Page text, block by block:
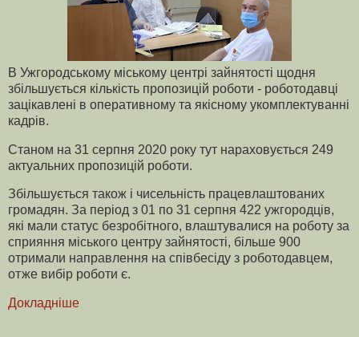
В Ужгородському міському центрі зайнятості щодня
збільшується кількість пропозицій роботи - роботодавці
зацікавлені в оперативному та якісному укомплектуванні
кадрів.
Станом на 31 серпня 2020 року тут нараховується 249
актуальних пропозицій роботи.
Збільшується також і чисельність працевлаштованих
громадян. За період з 01 по 31 серпня 422 ужгородців,
які мали статус безробітного, влаштувалися на роботу за
сприяння міського центру зайнятості, більше 900
отримали направлення на співбесіду з роботодавцем,
отже вибір роботи є.
Докладніше